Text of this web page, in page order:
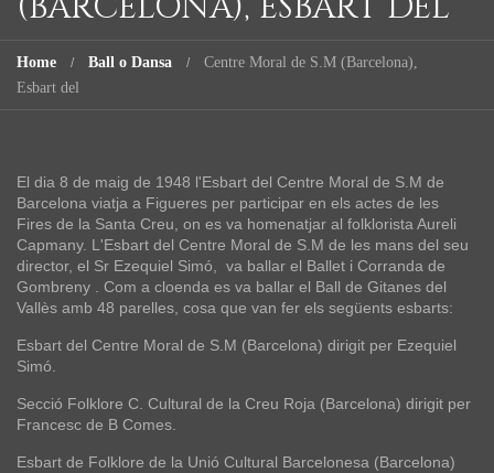
Home Ball o Dansa
Centre Moral de S.M (Barcelona),
Esbart del
El dia 8 de maig de 1948 l'Esbart del Centre Moral de S.M de
Barcelona viatja a Figueres per participar en els actes de les
Fires de la Santa Creu, on es va homenatjar al folklorista Aureli
Capmany. L'Esbart del Centre Moral de S.M de les mans del seu
director, el Sr Ezequiel Simó, va ballar el Ballet i Corranda de
Gombreny . Com a cloenda es va ballar el Ball de Gitanes del
Vallès amb 48 parelles, cosa que van fer els següents esbarts:
Esbart del Centre Moral de S.M (Barcelona) dirigit per Ezequiel
Simó.
Secció Folklore C. Cultural de la Creu Roja (Barcelona) dirigit per
Francesc de B Comes.
Esbart de Folklore de la Unió Cultural Barcelonesa (Barcelona)